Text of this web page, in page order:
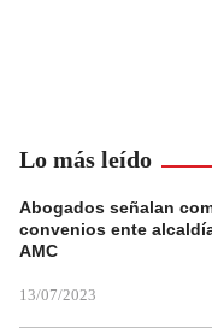
Lo más leído
Abogados señalan
convenios ente
AMC
13/07/2023